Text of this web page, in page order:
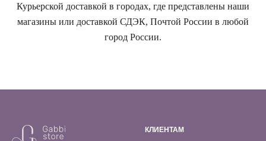
Курьерской доставкой в городах, где представлены наши
магазины или доставкой СДЭК, Почтой России в любой
город России.
КЛИЕНТАМ